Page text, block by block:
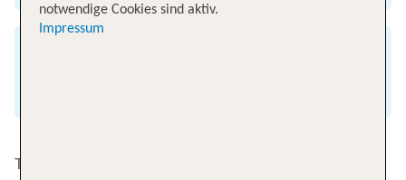
Top Angebote von Düsseldorf nach Djerba
notwendige Cookies sind aktiv.
Impressum